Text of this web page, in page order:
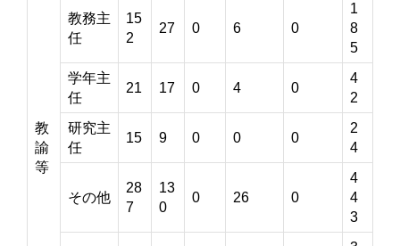
教
諭
等
教務主
任
15
2
27 0 6 0
1
8
5
学年主
任
21 17 0 4 0
4
2
研究主
任
15 9 0 0 0
2
4
その他
28
7
13
0
0 26 0
4
4
3